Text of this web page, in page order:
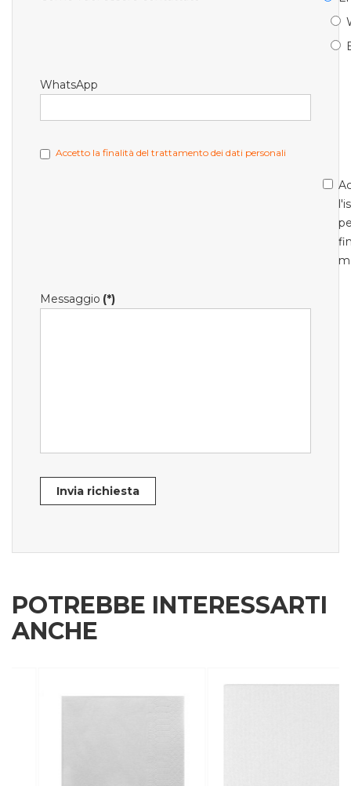
WhatsApp
Accetto la finalità del trattamento dei dati personali
Messaggio (*)
Invia richiesta
POTREBBE INTERESSARTI
ANCHE